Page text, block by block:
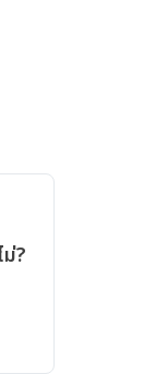
?